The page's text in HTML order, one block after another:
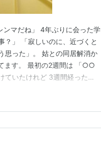
ンマだね」 4年ぶりに会った学
？」 「寂しいのに、近づくと
思った」。 姑との同居解消か
ます。 最初の2週間は 「○○
ていたけれど 3週間経った昨
会話してる」とダンナ。 関